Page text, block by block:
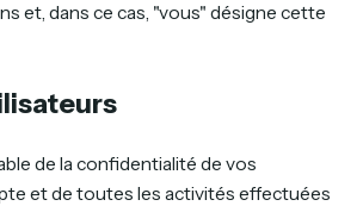
et, dans ce cas, "vous" désigne cette
de la confidentialité de vos
et de toutes les activités effectuées